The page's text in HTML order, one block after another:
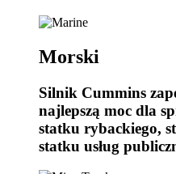
Morski
Silnik Cummins
najlepszą moc dla
statku rybackiego,
statku usług